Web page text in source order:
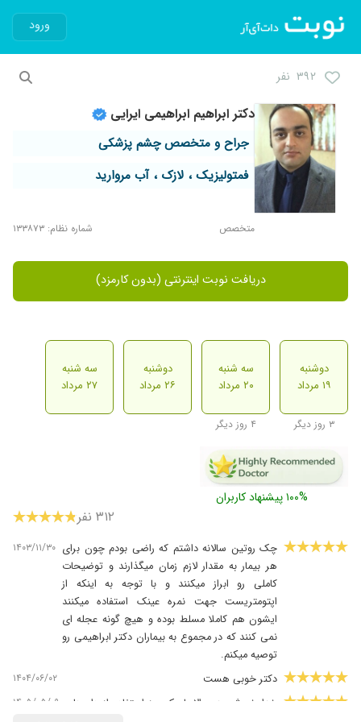
ورود
۳۹۲ نفر
دکتر ابراهیم ابراهیمی ایرایی
جراح و متخصص چشم پزشکی
فمتولیزیک ، لازک ، آب مروارید
متخصص شماره نظام: ۱۳۳۸۷۳
دریافت نوبت اینترنتی (بدون کارمزد)
دوشنبه
۱۹ مرداد
۳ روز دیگر
سه شنبه
۲۰ مرداد
۴ روز دیگر
دوشنبه
۲۶ مرداد
سه شنبه
۲۷ مرداد
۱۰۰% پیشنهاد کاربران
۳۱۲ نفر
چک روتین سالانه داشتم که راضی بودم چون برای
هر بیمار به مقدار لازم زمان میگذارند و توضیحات
کاملی رو ابراز میکنند و با توجه به اینکه از
اپتومتریست جهت نمره عینک استفاده میکنند
ایشون هم کاملا مسلط بوده و هیچ گونه عجله ای
نمی کنند که در مجموع به بیماران دکتر ابراهیمی رو
توصیه میکنم.
۱۴۰۳/۱۱/۳۰
دکتر خوبی هست ۱۴۰۴/۰۶/۰۲
خدا خیرش بده والا با یک روز استفاده از داروهای
۱۴۰۵/۰۵/۰۹